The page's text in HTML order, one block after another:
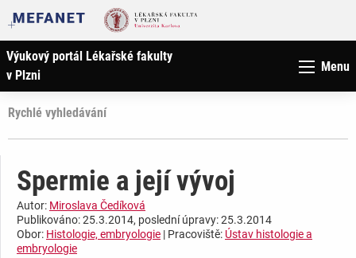
Výukový portál Lékařské fakulty
v Plzni
Menu
Rychlé vyhledávání
Spermie a její vývoj
Autor: Miroslava Čedíková
Publikováno: 25.3.2014, poslední úpravy: 25.3.2014
Obor: Histologie, embryologie | Pracoviště: Ústav histologie a
embryologie